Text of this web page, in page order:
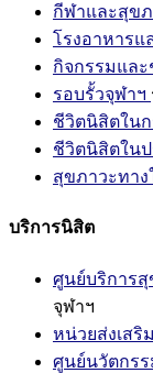
กีฬาและสุข
โรงอาหารแ
กิจกรรมแล
รอบรั้วจุฬาฯ
ชีวิตนิสิตในก
ชีวิตนิสิตในป
สุขภาวะทาง
บริการนิสิต
ศูนย์บริการ
จุฬาฯ
หน่วยส่งเส
ศูนย์นวัตกรร